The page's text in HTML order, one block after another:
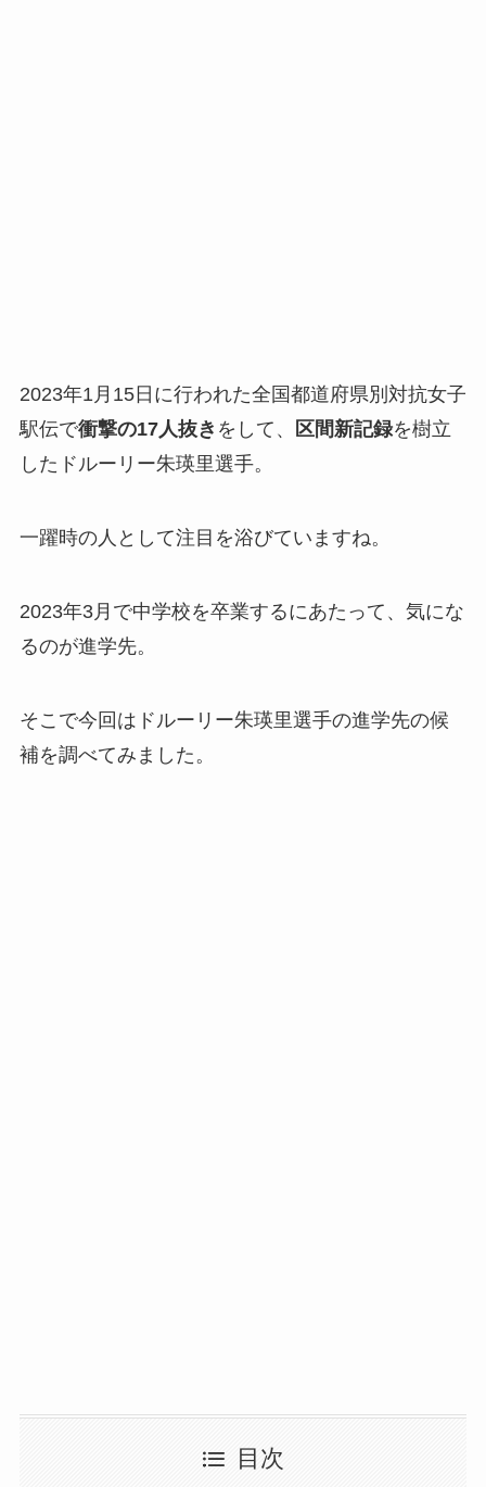
2023年1月15日に行われた全国都道府県別対抗女子
駅伝で衝撃の17人抜き をして、 区間新記録を樹立
したドルーリー朱瑛里選手。
一躍時の人として注目を浴びていますね。
2023年3月で中学校を卒業するにあたって、気にな
るのが進学先。
そこで今回はドルーリー朱瑛里選手の進学先の候
補を調べてみました。
目次